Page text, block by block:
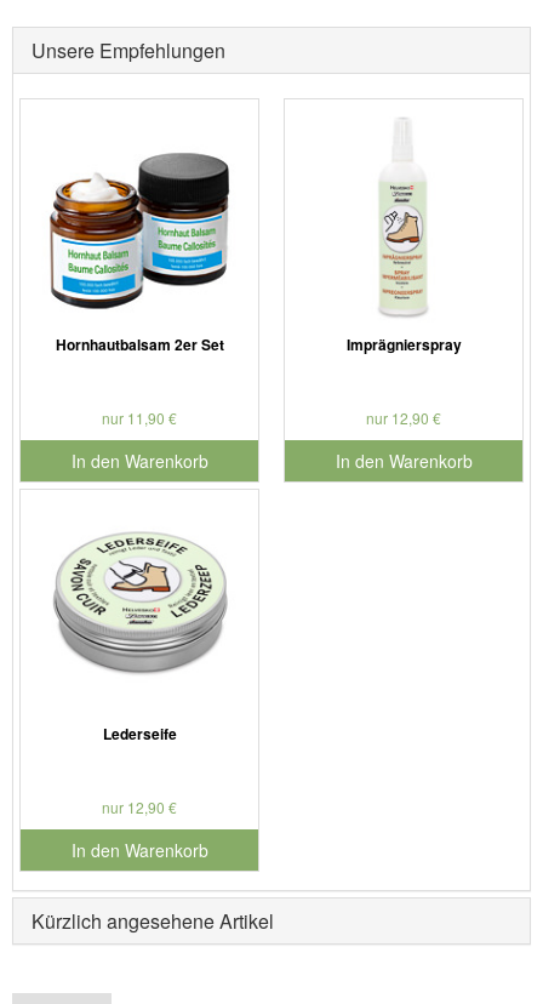
Unsere Empfehlungen
Hornhautbalsam 2er Set
nur 11,90 €
In den Warenkorb
für Produktnummer 901730
Imprägnierspray
nur 12,90 €
In den Warenkorb
für Produktnummer 901126
Lederseife
nur 12,90 €
In den Warenkorb
für Produktnummer 901127
Kürzlich angesehene Artikel